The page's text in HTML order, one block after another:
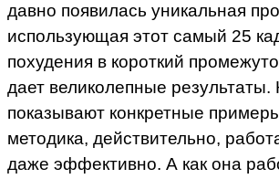
давно появилась уникальная
использующая этот самый 25
похудения в короткий
дает великолепные результаты.
показывают конкретные
методика, действительно,
даже эффективно. А как она